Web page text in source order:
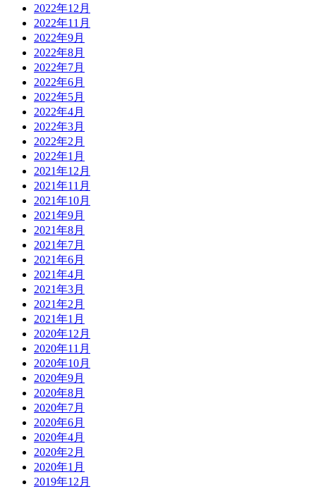
2022年12月
2022年11月
2022年9月
2022年8月
2022年7月
2022年6月
2022年5月
2022年4月
2022年3月
2022年2月
2022年1月
2021年12月
2021年11月
2021年10月
2021年9月
2021年8月
2021年7月
2021年6月
2021年4月
2021年3月
2021年2月
2021年1月
2020年12月
2020年11月
2020年10月
2020年9月
2020年8月
2020年7月
2020年6月
2020年4月
2020年2月
2020年1月
2019年12月